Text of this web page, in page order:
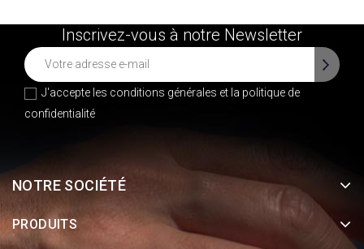
Inscrivez-vous à notre Newsletter
J'accepte les conditions générales et la politique de
confidentialité
NOTRE SOCIÉTÉ
PRODUITS